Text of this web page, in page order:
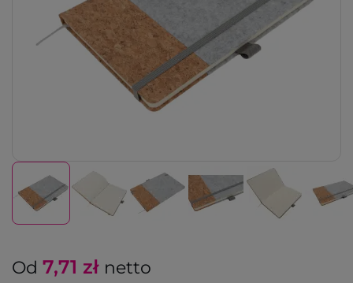
Od 7,71 zł netto